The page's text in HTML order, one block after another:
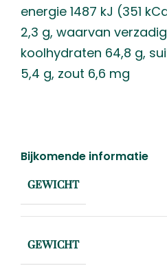
energie 1487 kJ (351
2,3 g, waarvan
koolhydraten 64,8 g,
5,4 g, zout 6,6 mg
Bijkomende informatie
GEWICHT
GEWICHT